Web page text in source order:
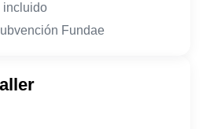
incluido
Fundae